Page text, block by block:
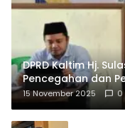
DPRD Kaltim Hj.
Pencegahan dan
15 November 2025 0